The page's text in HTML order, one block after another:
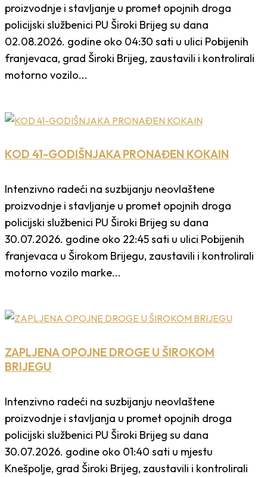
proizvodnje i stavljanje u promet opojnih droga
policijski službenici PU Široki Brijeg su dana
02.08.2026. godine oko 04:30 sati u ulici Pobijenih
franjevaca, grad Široki Brijeg, zaustavili i kontrolirali
motorno vozilo...
KOD 41-GODIŠNJAKA PRONAĐEN KOKAIN
Intenzivno radeći na suzbijanju neovlaštene
proizvodnje i stavljanje u promet opojnih droga
policijski službenici PU Široki Brijeg su dana
30.07.2026. godine oko 22:45 sati u ulici Pobijenih
franjevaca u Širokom Brijegu, zaustavili i kontrolirali
motorno vozilo marke...
ZAPLJENA OPOJNE DROGE U ŠIROKOM
BRIJEGU
Intenzivno radeći na suzbijanju neovlaštene
proizvodnje i stavljanja u promet opojnih droga
policijski službenici PU Široki Brijeg su dana
30.07.2026. godine oko 01:40 sati u mjestu
Knešpolje, grad Široki Brijeg, zaustavili i kontrolirali